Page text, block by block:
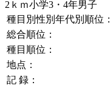
2ｋｍ小学3・4年男子
種目別性別年代別順位：
総合順位：
種目順位：
地点：
記 録：